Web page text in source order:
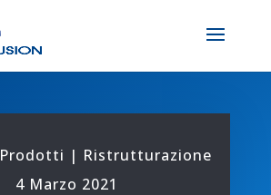
Prodotti | Ristrutturazione
4 Marzo 2021